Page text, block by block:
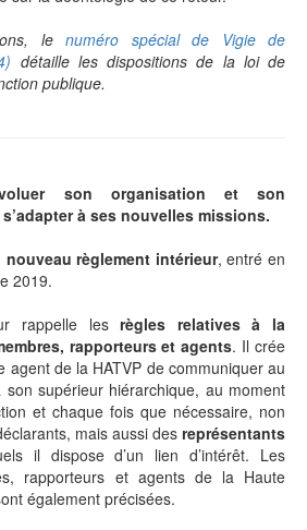
le numéro spécial de Vigie de
détaille les dispositions de la loi de
publique.
son organisation et son
à ses nouvelles missions.
nouveau règlement intérieur, entré en
2019.
rappelle lesrègles relatives à la
rapporteurs et agents. Il crée
agent de la HATVP de communiquer au
supérieur hiérarchique, au moment
et chaque fois que nécessaire, non
mais aussi des représentants
il dispose d’un lien d’intérêt. Les
rapporteurs et agents de la Haute
également précisées.